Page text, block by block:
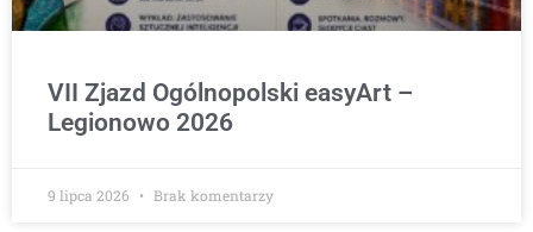
VII Zjazd Ogólnopolski easyArt –
Legionowo 2026
9 lipca 2026 Brak komentarzy